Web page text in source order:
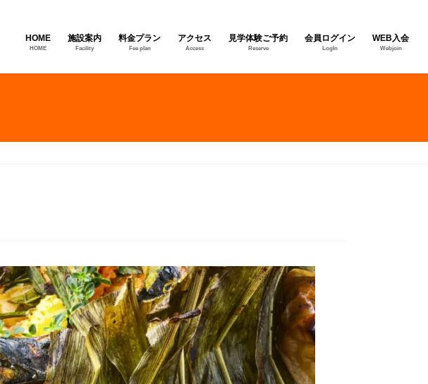
HOME
HOME
施設案内
Facility
料金プラン
Fee plan
アクセス
Access
見学体験ご予約
Reserve
会員ログイン
LogIn
WEB入会
Webjoin